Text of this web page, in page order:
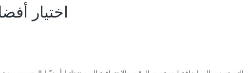
اختيار